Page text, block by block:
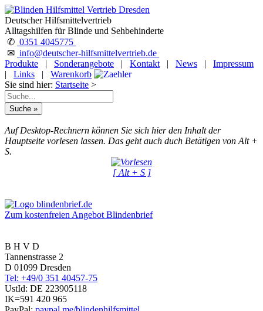
Deutscher Hilfsmittelvertrieb
Alltagshilfen für Blinde und Sehbehinderte
✆ 0351 4045775
✉ info@deutscher-hilfsmittelvertrieb.de
Produkte
| Sonderangebote | Kontakt | News |
Impressum
|
Links |
Warenkorb
Sie sind hier: Startseite >
Auf Desktop-Rechnern können Sie sich hier den Inhalt der
Hauptseite vorlesen lassen. Das geht auch duch Betätigen von Alt +
S.
[ Alt + S ]
Zum kostenfreien Angebot Blindenbrief
B H V D
Tannenstrasse 2
D 01099 Dresden
Tel: +49/0 351 40457-75
UstId: DE 223905118
IK=591 420 965